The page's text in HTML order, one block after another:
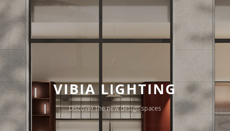
VIBIA LIGHTING
Discover the new design spaces